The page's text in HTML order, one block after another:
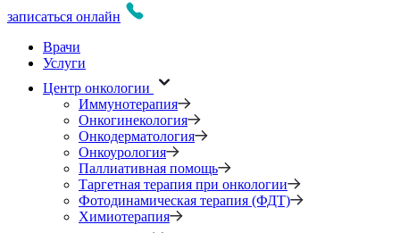
записаться онлайн
Врачи
Услуги
Центр онкологии
Иммунотерапия
Онкогинекология
Онкодерматология
Онкоурология
Паллиативная помощь
Таргетная терапия при онкологии
Фотодинамическая терапия (ФДТ)
Химиотерапия